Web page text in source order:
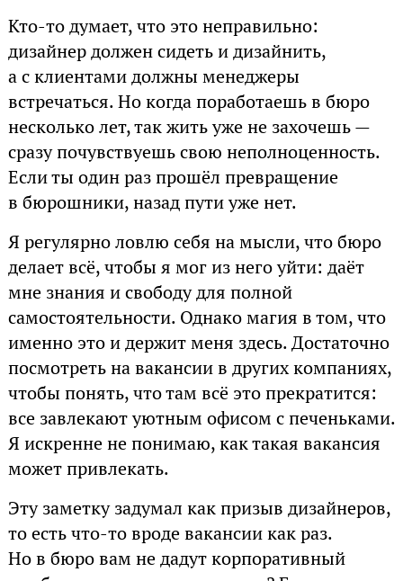
Кто-то думает, что это неправильно:
дизайнер должен сидеть и дизайнить,
а с клиентами должны менеджеры
встречаться. Но когда поработаешь в бюро
несколько лет, так жить уже не захочешь —
сразу почувствуешь свою неполноценность.
Если ты один раз прошёл превращение
в бюрошники, назад пути уже нет.
Я регулярно ловлю себя на мысли, что бюро
делает всё, чтобы я мог из него уйти: даёт
мне знания и свободу для полной
самостоятельности. Однако магия в том, что
именно это и держит меня здесь. Достаточно
посмотреть на вакансии в других компаниях,
чтобы понять, что там всё это прекратится:
все завлекают уютным офисом с печеньками.
Я искренне не понимаю, как такая вакансия
может привлекать.
Эту заметку задумал как призыв дизайнеров,
то есть что-то вроде вакансии как раз.
Но в бюро вам не дадут корпоративный